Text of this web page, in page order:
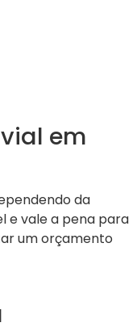
em
da
e vale a pena para
um orçamento